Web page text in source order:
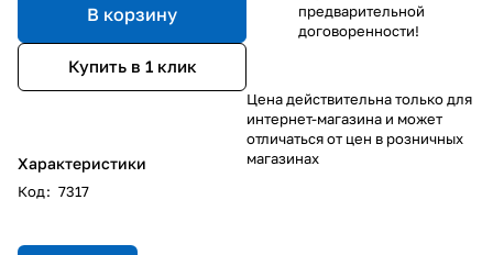
В корзину
Купить в 1 клик
Характеристики
Код: 7317
предварительной
договоренности!
Цена действительна только для
интернет-магазина и может
отличаться от цен в розничных
магазинах